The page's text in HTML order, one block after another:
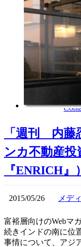
会
お
「週刊 内藤
ンカ不動産投
『ENRICH』）
2015/05/26 メデ
富裕層向けのWebマ
続きインドの南に位
事情について、アジ